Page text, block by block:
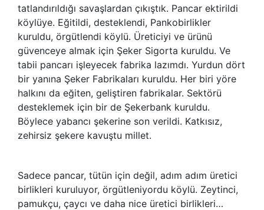
tatlandırıldığı savaşlardan çıkıştık. Pancar ektirildi
köylüye. Eğitildi, desteklendi, Pankobirlikler
kuruldu, örgütlendi köylü. Üreticiyi ve ürünü
güvenceye almak için Şeker Sigorta kuruldu. Ve
tabii pancarı işleyecek fabrika lazımdı. Yurdun dört
bir yanına Şeker Fabrikaları kuruldu. Her biri yöre
halkını da eğiten, geliştiren fabrikalar. Sektörü
desteklemek için bir de Şekerbank kuruldu.
Böylece yabancı şekerine son verildi. Katkısız,
zehirsiz şekere kavuştu millet.
Sadece pancar, tütün için değil, adım adım üretici
birlikleri kuruluyor, örgütleniyordu köylü. Zeytinci,
pamukçu, çaycı ve daha nice üretici birlikleri…